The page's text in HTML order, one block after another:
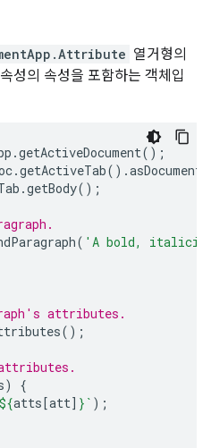
열거형의
성의 속성을 포함하는 객체입
.getActiveDocument();
.getActiveTab().
.getBody();
( 'A bold,
attributes.
();
)
{
${atts[att] } ` );